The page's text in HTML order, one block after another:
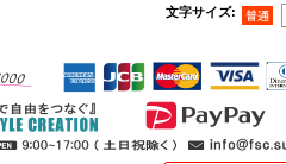
文字サイズ: